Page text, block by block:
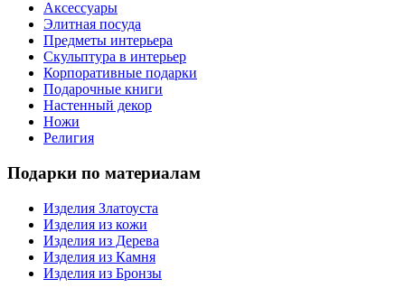
Аксессуары
Элитная посуда
Предметы интерьера
Скульптура в интерьер
Корпоративные подарки
Подарочные книги
Настенный декор
Ножи
Религия
Подарки по материалам
Изделия Златоуста
Изделия из кожи
Изделия из Дерева
Изделия из Камня
Изделия из Бронзы